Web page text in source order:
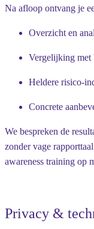
Na afloop ontvang je
Overzicht en
Vergelijking met
Heldere risico-
Concrete
We bespreken de
zonder vage
awareness training op
Privacy &